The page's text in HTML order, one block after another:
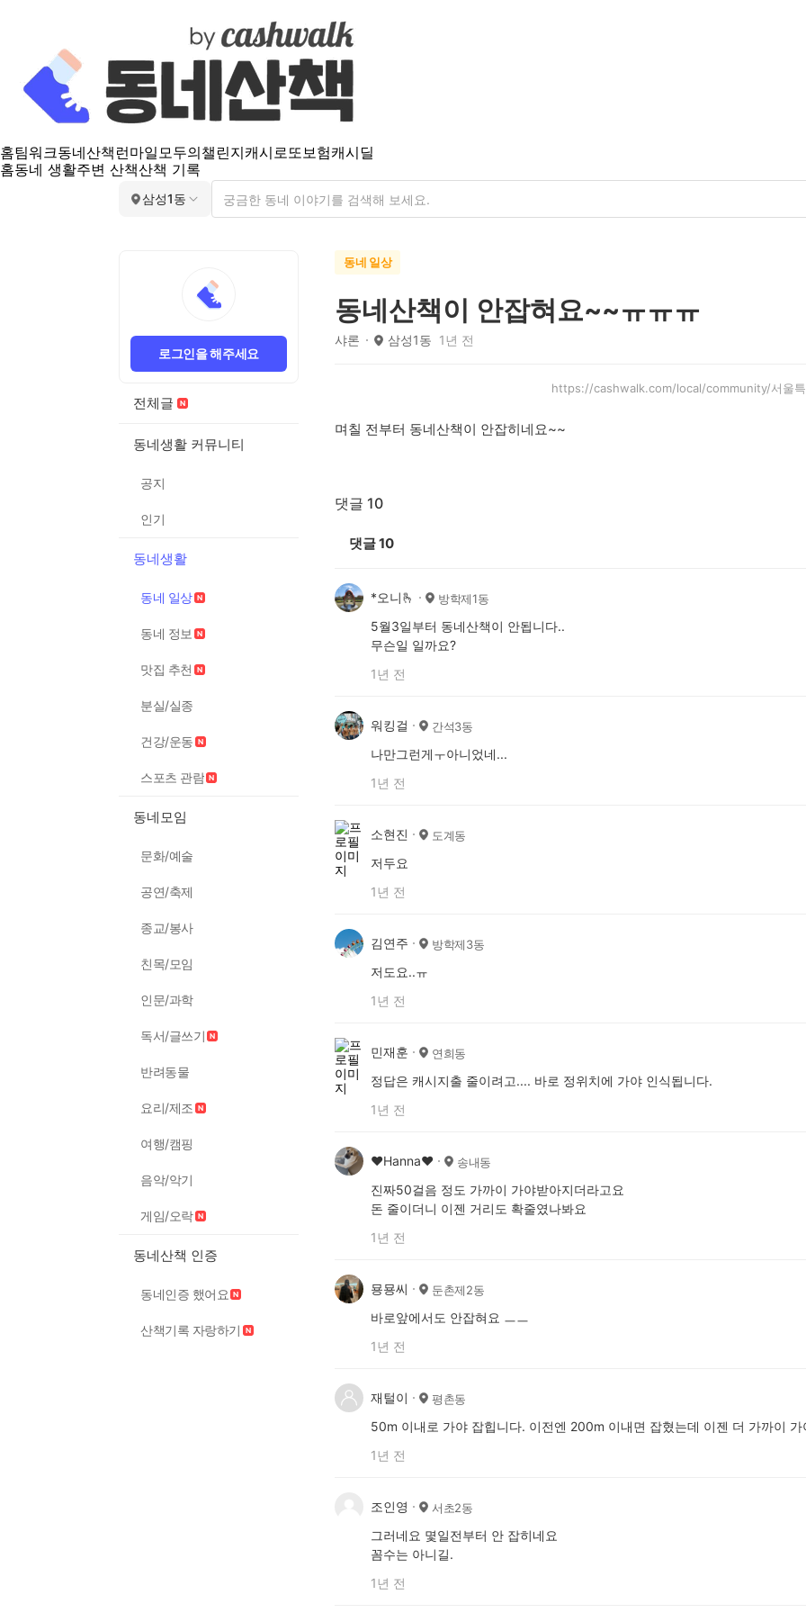
홈팀워크동네산책 런마일모두의챌린지캐시로또보험캐시딜
홈동네 생활주변 산책산책 기록
삼성1동
로그인을 해주세요
전체글
동네생활 커뮤니티
공지
인기
동네생활
동네 일상
동네 정보
맛집 추천
분실/실종
건강/운동
스포츠 관람
동네모임
문화/예술
공연/축제
종교/봉사
친목/모임
인문/과학
독서/글쓰기
반려동물
요리/제조
여행/캠핑
음악/악기
게임/오락
동네산책 인증
동네인증 했어요
산책기록 자랑하기
동네 일상
동네산책이 안잡혀요~~ㅠㅠㅠ
샤론 삼성1동 1년 전
https://cashwalk.com/local/community/서울
며칠 전부터 동네산책이 안잡히네요~~
댓글 10
댓글10
*오니🫰 방학제1동
5월3일부터 동네산책이 안됩니다..
무슨일 일까요?
1년 전
워킹걸 간석3동
나만그런게ㅜ아니었네...
1년 전
소현진 도계동
저두요
1년 전
김연주 방학제3동
저도요..ㅠ
1년 전
민재훈 연희동
정답은 캐시지출 줄이려고.... 바로 정위치에 가야 인식됩니다.
1년 전
♥️Hanna♥️ 송내동
진짜50걸음 정도 가까이 가야받아지더라고요
돈 줄이더니 이젠 거리도 확줄였나봐요
1년 전
묭묭씨 둔촌제2동
바로앞에서도 안잡혀요 ㅡㅡ
1년 전
재털이 평촌동
50m 이내로 가야 잡힙니다. 이전엔 200m 이내면 잡혔는데 이젠 더 가까이
1년 전
조인영 서초2동
그러네요 몇일전부터 안 잡히네요
꼼수는 아니길.
1년 전